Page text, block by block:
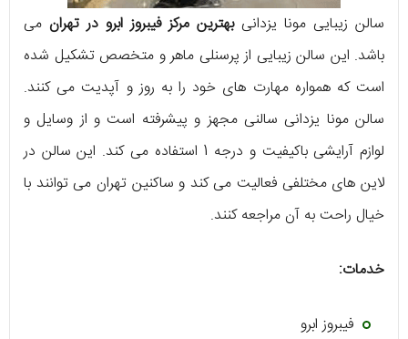
سالن زیبایی مونا یزدانیبهترین مرکز فیبروز ابرو در تهران می
باشد. این سالن زیبایی از پرسنلی ماهر و متخصص تشکیل شده
است که همواره مهارت های خود را به روز و آپدیت می کنند.
سالن مونا یزدانی سالنی مجهز و پیشرفته است و از وسایل و
لوازم آرایشی باکیفیت و درجه 1 استفاده می کند. این سالن در
لاین های مختلفی فعالیت می کند و ساکنین تهران می توانند با
خیال راحت به آن مراجعه کنند.
خدمات:
فیبروز ابرو